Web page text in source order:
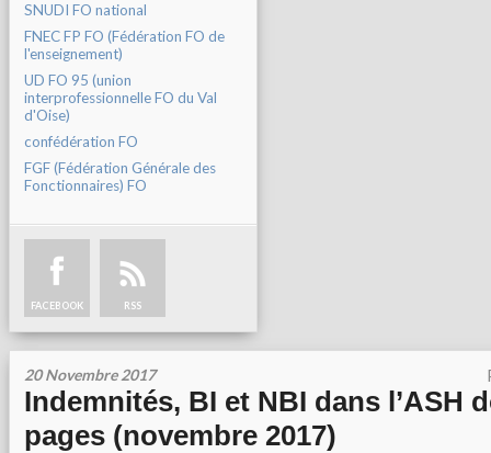
SNUDI FO national
FNEC FP FO (Fédération FO de
l'enseignement)
UD FO 95 (union
interprofessionnelle FO du Val
d'Oise)
confédération FO
FGF (Fédération Générale des
Fonctionnaires) FO
FACEBOOK RSS
20 Novembre 2017
Indemnités, BI et NBI dans l’ASH
pages (novembre 2017)